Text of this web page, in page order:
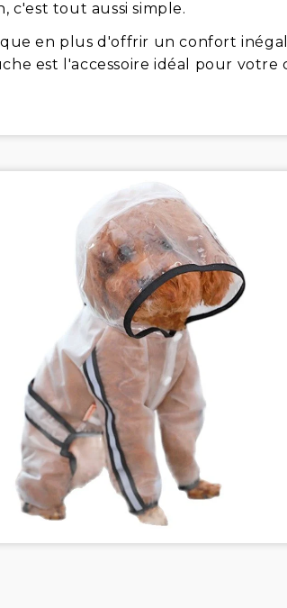
c'est tout aussi simple.
en plus d'offrir un confort
est l'accessoire idéal pour votre